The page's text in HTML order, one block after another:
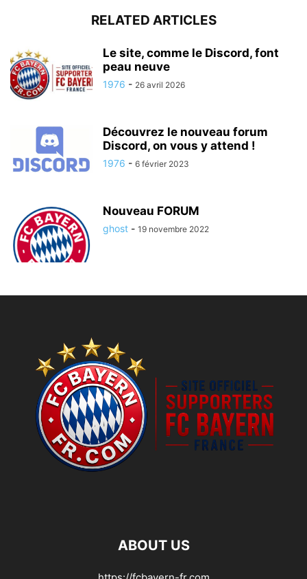
RELATED ARTICLES
Le site, comme le Discord, font
peau neuve
1976 - 26 avril 2026
Découvrez le nouveau forum
Discord, on vous y attend !
1976 - 6 février 2023
Nouveau FORUM
ghost - 19 novembre 2022
ABOUT US